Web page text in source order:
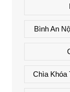
Bình An
Chìa Khóa